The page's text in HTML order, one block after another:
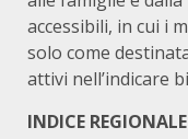
accessibili, in cui i
solo come
attivi nell’indicare
INDICE